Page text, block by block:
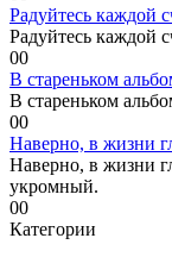
Радуйтесь каждой
Радуйтесь каждой
00
В стареньком
В стареньком
00
Наверно, в жизни
Наверно, в жизни
укромный.
00
Категории